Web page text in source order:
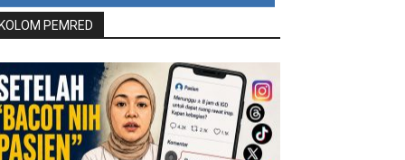
KOLOM PEMRED